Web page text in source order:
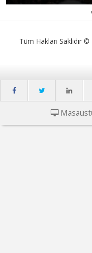
Tüm Hakları Saklıdır